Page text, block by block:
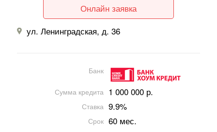
Онлайн заявка
ул. Ленинградская, д. 36
Банк
Сумма кредита 1 000 000 р.
Ставка 9.9%
Срок 60 мес.